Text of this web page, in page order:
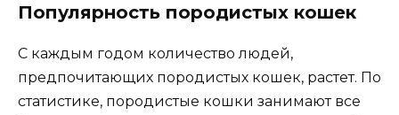
Популярность породистых кошек
С каждым годом количество людей,
предпочитающих породистых кошек, растет. По
статистике, породистые кошки занимают все